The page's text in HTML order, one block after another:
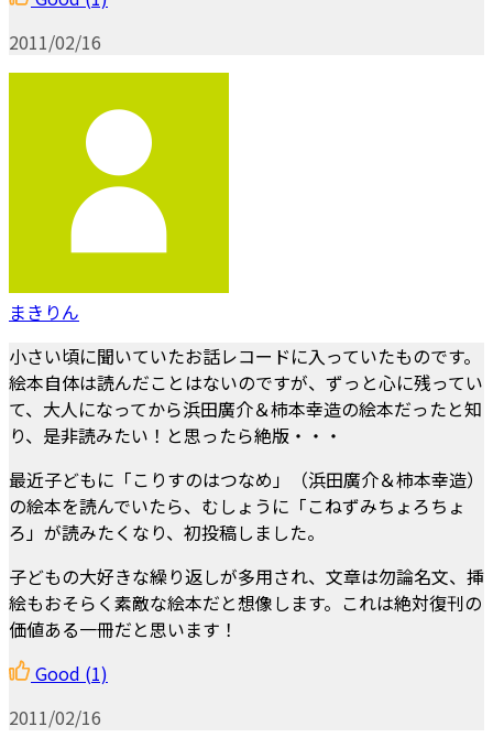
2011/02/16
まきりん
小さい頃に聞いていたお話レコードに入っていたものです。
絵本自体は読んだことはないのですが、ずっと心に残ってい
て、大人になってから浜田廣介＆柿本幸造の絵本だったと知
り、是非読みたい！と思ったら絶版・・・
最近子どもに「こりすのはつなめ」（浜田廣介＆柿本幸造）
の絵本を読んでいたら、むしょうに「こねずみちょろちょ
ろ」が読みたくなり、初投稿しました。
子どもの大好きな繰り返しが多用され、文章は勿論名文、挿
絵もおそらく素敵な絵本だと想像します。これは絶対復刊の
価値ある一冊だと思います！
Good (1)
2011/02/16